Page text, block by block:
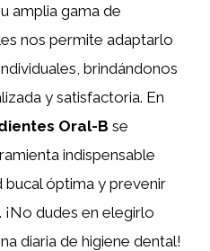
amplia gama de
nos permite adaptarlo
brindándonos
y satisfactoria. En
Oral-B se
indispensable
bucal óptima y prevenir
dudes en elegirlo
diaria de higiene dental!